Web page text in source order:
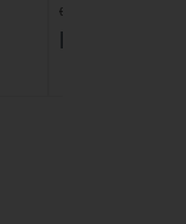
de R$ 36,99
R$ 35,19